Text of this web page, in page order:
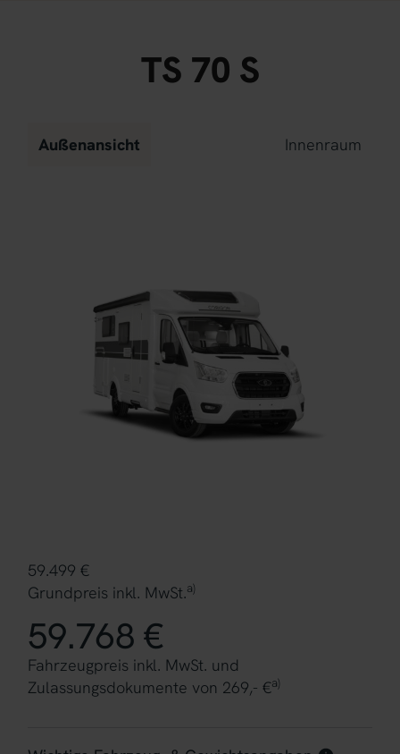
TS 70 S
Außenansicht Innenraum
59.499 €
Grundpreis inkl. MwSt.a)
59.768 €
Fahrzeugpreis inkl. MwSt. und
Zulassungsdokumente von 269,- €a)